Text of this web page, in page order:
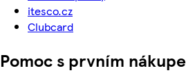
itesco.cz
Clubcard
Pomoc s prvním